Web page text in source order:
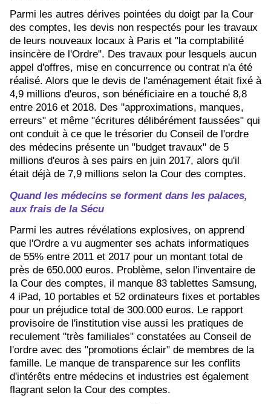
Parmi les autres dérives pointées du doigt par la Cour
des comptes, les devis non respectés pour les travaux
de leurs nouveaux locaux à Paris et "la comptabilité
insincère de l'Ordre". Des travaux pour lesquels aucun
appel d'offres, mise en concurrence ou contrat n'a été
réalisé. Alors que le devis de l'aménagement était fixé à
4,9 millions d'euros, son bénéficiaire en a touché 8,8
entre 2016 et 2018. Des "approximations, manques,
erreurs" et même "écritures délibérément faussées" qui
ont conduit à ce que le trésorier du Conseil de l'ordre
des médecins présente un "budget travaux" de 5
millions d'euros à ses pairs en juin 2017, alors qu'il
était déjà de 7,9 millions selon la Cour des comptes.
Quand les médecins se forment dans les palaces,
aux frais de la Sécu
Parmi les autres révélations explosives, on apprend
que l'Ordre a vu augmenter ses achats informatiques
de 55% entre 2011 et 2017 pour un montant total de
près de 650.000 euros. Problème, selon l'inventaire de
la Cour des comptes, il manque 83 tablettes Samsung,
4 iPad, 10 portables et 52 ordinateurs fixes et portables
pour un préjudice total de 300.000 euros. Le rapport
provisoire de l'institution vise aussi les pratiques de
reculement "très familiales" constatées au Conseil de
l'ordre avec des "promotions éclair" de membres de la
famille. Le manque de transparence sur les conflits
d'intérêts entre médecins et industries est également
flagrant selon la Cour des comptes.